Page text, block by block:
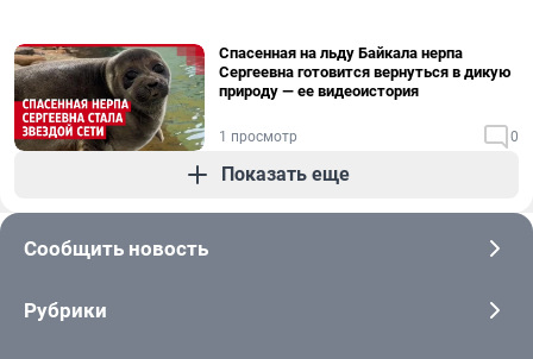
Спасенная на льду Байкала нерпа
Сергеевна готовится вернуться в дикую
природу — ее видеоистория
1 просмотр 0
Показать еще
Сообщить новость
Рубрики